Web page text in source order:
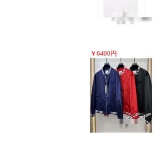
￥ 6400 円